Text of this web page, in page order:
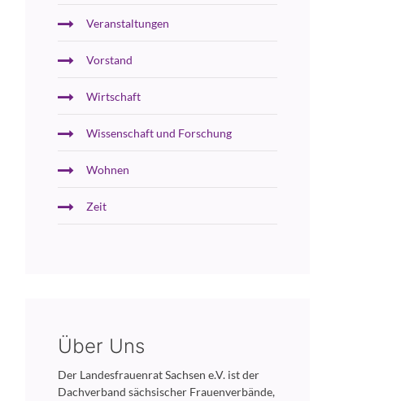
Veranstaltungen
Vorstand
Wirtschaft
Wissenschaft und Forschung
Wohnen
Zeit
Über Uns
Der Landesfrauenrat Sachsen e.V. ist der
Dachverband sächsischer Frauenverbände,